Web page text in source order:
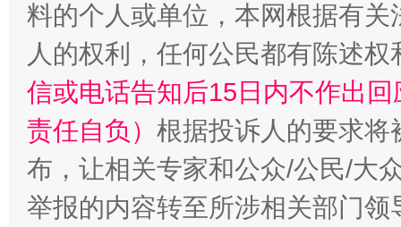
料的个人或单位，本网根据有
人的权利，任何公民都有陈述
信或电话告知后15日内不作出
责任自负） 根据投诉人的要求将
布，让相关专家和公众/公民/大
举报的内容转至所涉相关部门